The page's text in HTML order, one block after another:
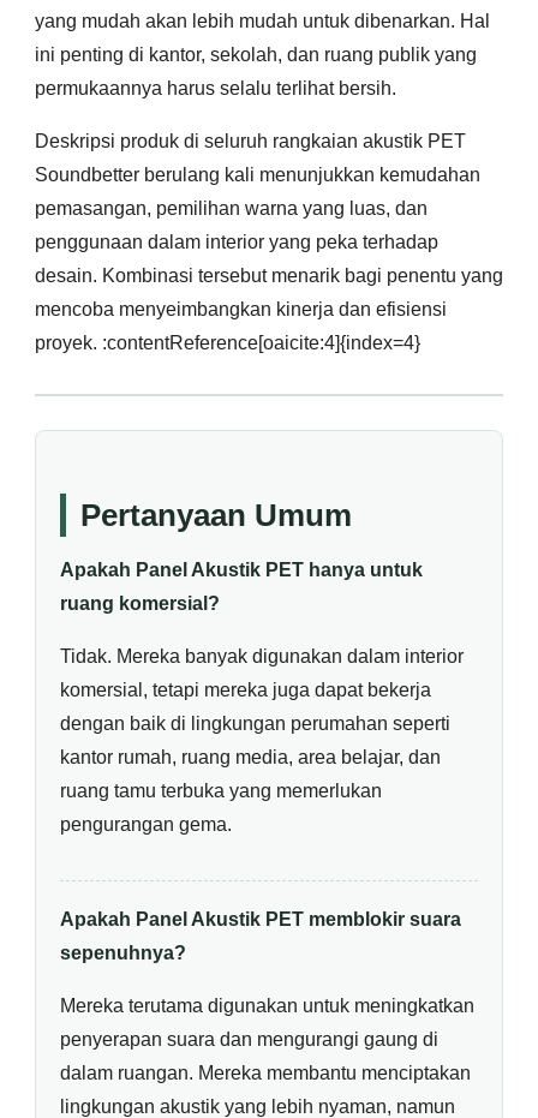
yang mudah akan lebih mudah untuk dibenarkan. Hal
ini penting di kantor, sekolah, dan ruang publik yang
permukaannya harus selalu terlihat bersih.
Deskripsi produk di seluruh rangkaian akustik PET
Soundbetter berulang kali menunjukkan kemudahan
pemasangan, pemilihan warna yang luas, dan
penggunaan dalam interior yang peka terhadap
desain. Kombinasi tersebut menarik bagi penentu yang
mencoba menyeimbangkan kinerja dan efisiensi
proyek. :contentReference[oaicite:4]{index=4}
Pertanyaan Umum
Apakah Panel Akustik PET hanya untuk
ruang komersial?
Tidak. Mereka banyak digunakan dalam interior
komersial, tetapi mereka juga dapat bekerja
dengan baik di lingkungan perumahan seperti
kantor rumah, ruang media, area belajar, dan
ruang tamu terbuka yang memerlukan
pengurangan gema.
Apakah Panel Akustik PET memblokir suara
sepenuhnya?
Mereka terutama digunakan untuk meningkatkan
penyerapan suara dan mengurangi gaung di
dalam ruangan. Mereka membantu menciptakan
lingkungan akustik yang lebih nyaman, namun